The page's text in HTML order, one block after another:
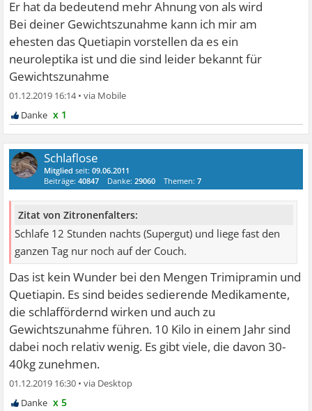
Er hat da bedeutend mehr Ahnung von als wird
Bei deiner Gewichtszunahme kann ich mir am
ehesten das Quetiapin vorstellen da es ein
neuroleptika ist und die sind leider bekannt für
Gewichtszunahme
01.12.2019 16:14•
x 1
Schlaflose
Mitglied seit:09.06.2011
Beiträge:40847 Danke:29060 Themen:7
Zitat von Zitronenfalters:
Schlafe 12 Stunden nachts (Supergut) und liege fast den
ganzen Tag nur noch auf der Couch.
Das ist kein Wunder bei den Mengen Trimipramin und
Quetiapin. Es sind beides sedierende Medikamente,
die schlaffördernd wirken und auch zu
Gewichtszunahme führen. 10 Kilo in einem Jahr sind
dabei noch relativ wenig. Es gibt viele, die davon 30-
40kg zunehmen.
01.12.2019 16:30 •
x 5